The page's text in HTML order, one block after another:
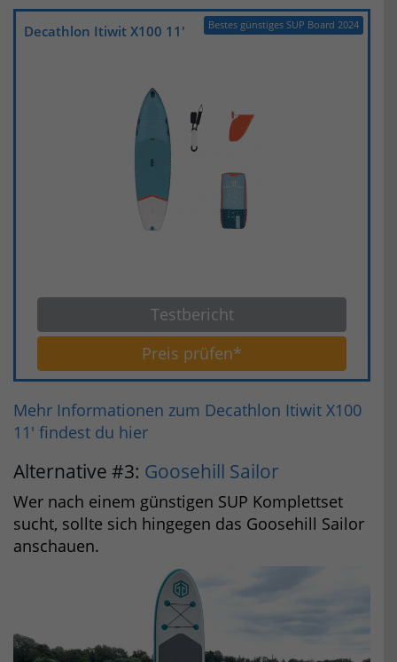
Bestes günstiges SUP Board 2024
Decathlon Itiwit X100 11′
Testbericht
Preis prüfen*
Mehr Informationen zum Decathlon Itiwit X100
11' findest du hier
Alternative #3: Goosehill Sailor
Wer nach einem günstigen SUP Komplettset
sucht, sollte sich hingegen das Goosehill Sailor
anschauen.